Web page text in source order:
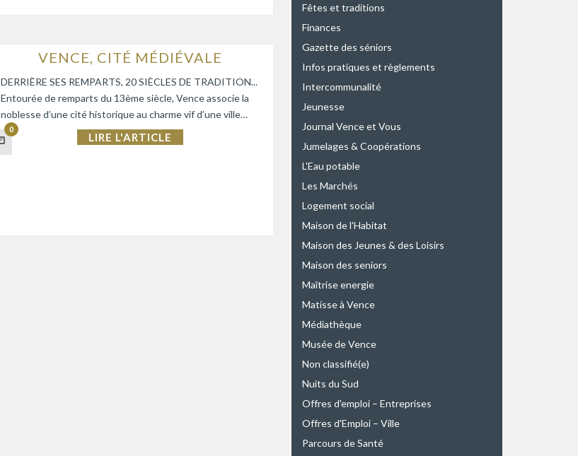
VENCE, CITÉ MÉDIÉVALE
DERRIÈRE SES REMPARTS, 20 SIÈCLES DE TRADITION...
Entourée de remparts du 13ème siècle, Vence associe la
noblesse d’une cité historique au charme vif d’une ville…
0
LIRE L'ARTICLE
Fêtes et traditions
Finances
Gazette des séniors
Infos pratiques et règlements
Intercommunalité
Jeunesse
Journal Vence et Vous
Jumelages & Coopérations
L'Eau potable
Les Marchés
Logement social
Maison de l'Habitat
Maison des Jeunes & des Loisirs
Maison des seniors
Maîtrise energie
Matisse à Vence
Médiathèque
Musée de Vence
Non classifié(e)
Nuits du Sud
Offres d'emploi – Entreprises
Offres d'Emploi – Ville
Parcours de Santé